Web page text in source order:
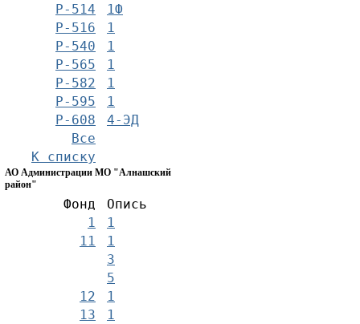
Р-514
1Ф
Р-516
1
Р-540
1
Р-565
1
Р-582
1
Р-595
1
Р-608
4-ЭД
Все
К списку
АО Администрации МО "Алнашский
район"
Фонд
Опись
1
1
11
1
3
5
12
1
13
1